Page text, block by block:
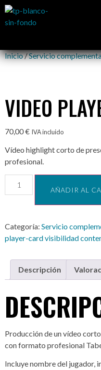
Inicio/Servicio
VIDEO
70,00€ IVA incluido
Vídeo highlight corto de
profesional.
AÑADIR AL
Categoría: Servicio
player-card visibilidad
Descripción
Producción de un vídeo
con formato profesional
Incluye nombre del jugador,